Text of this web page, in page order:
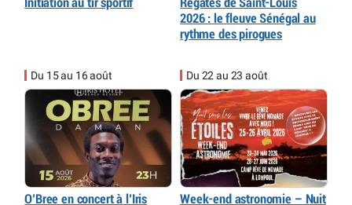
2026 : le fleuve Sénégal au
rythme des pirogues
Du 15 au 16 août
O’Bree en concert à l’Iris
Du 22 au 23 août
Week-end astronomie – Nuit